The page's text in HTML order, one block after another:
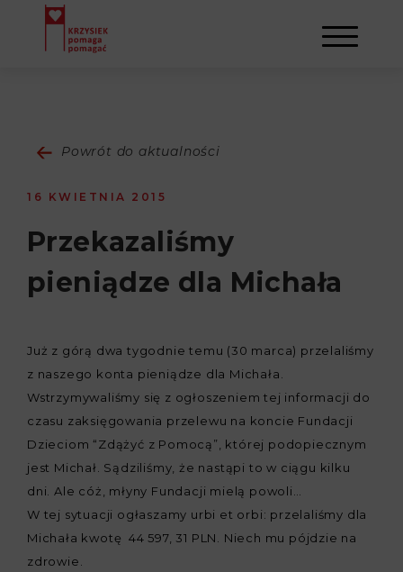
NAPISALI O NAS
DZIAŁALNOŚĆ
NASI BENEFICJENCI
WYDARZENIA
KONTAKT
Powrót do aktualności
16 KWIETNIA 2015
Przekazaliśmy
pieniądze dla Michała
Już z górą dwa tygodnie temu (30 marca) przelaliśmy
z naszego konta pieniądze dla Michała.
Wstrzymywaliśmy się z ogłoszeniem tej informacji do
czasu zaksięgowania przelewu na koncie Fundacji
Dzieciom “Zdążyć z Pomocą”, której podopiecznym
jest Michał. Sądziliśmy, że nastąpi to w ciągu kilku
dni. Ale cóż, młyny Fundacji mielą powoli…
W tej sytuacji ogłaszamy urbi et orbi: przelaliśmy dla
Michała kwotę 44 597, 31 PLN. Niech mu pójdzie na
zdrowie.